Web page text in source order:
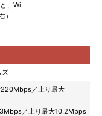
、Wi
）
ズ
／上り最大
／上り最大10.2Mbps